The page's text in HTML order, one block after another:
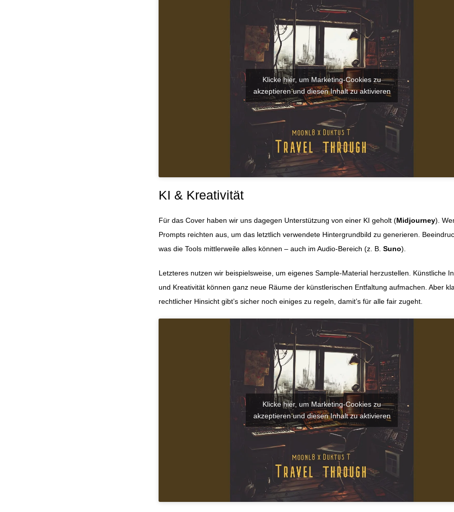
Klicke hier, um Marketing-Cookies zu
akzeptieren und diesen Inhalt zu aktivieren
KI & Kreativität
Für das Cover haben wir uns dagegen Unterstützung von einer KI geholt (Midjourney).
Prompts reichten aus, um das letztlich verwendete Hintergrundbild zu generieren.
was die Tools mittlerweile alles können – auch im Audio-Bereich (z. B.Suno).
Letzteres nutzen wir beispielsweise, um eigenes Sample-Material herzustellen. Künstliche
und Kreativität können ganz neue Räume der künstlerischen Entfaltung aufmachen. Aber
rechtlicher Hinsicht gibt’s sicher noch einiges zu regeln, damit’s für alle fair zugeht.
Klicke hier, um Marketing-Cookies zu
akzeptieren und diesen Inhalt zu aktivieren